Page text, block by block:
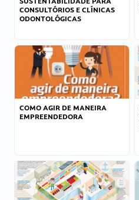
CONSULTÓRIOS E CLÍNICAS
ODONTOLÓGICAS
COMO AGIR DE MANEIRA
EMPREENDEDORA